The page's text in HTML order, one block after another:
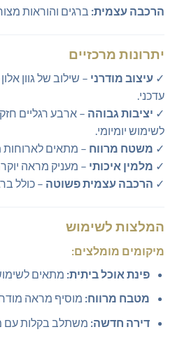
הרכבה עצמית: ברגים והוראות
יתרונות מרכזיים
✓ עיצוב מודרני – שילוב של גוון
עדכני.
✓ יציבות גבוהה – ארבע רגליים
לשימוש יומיומי.
✓ משטח מרווח – מתאים לארוחות
✓ מלמין איכותי – מעניק מראה
✓ הרכבה עצמית פשוטה – כולל
המלצות לשימוש
מיקומים מומלצים:
פינת אוכל ביתית: מתאים לשימוש
מטבח מרווח: מוסיף מראה
דירה חדשה: משתלב בקלות עם